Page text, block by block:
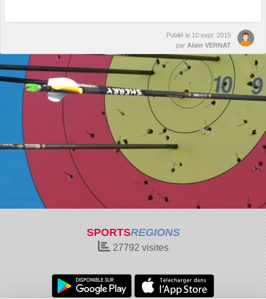
Publié le 10 sept. 2015
par Alain VERNAT
SPORTSREGIONS
27792 visites